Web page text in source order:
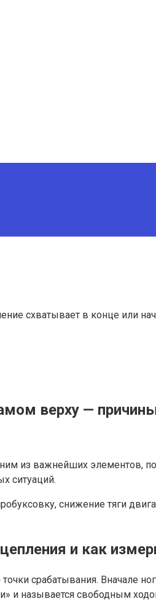
схватывает в конце или
верху —
из важнейших элементов,
ситуаций.
снижение тяги
и как
срабатывания. Вначале
и называется свободным